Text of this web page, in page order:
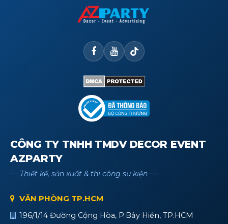
CÔNG TY TNHH TMDV DECOR EVENT
AZPARTY
--- Thiết kế, sản xuất & thi công sự kiện ---
VĂN PHÒNG TP.HCM
196/1/14 Đường Cộng Hòa, P.Bảy Hiền, TP.HCM